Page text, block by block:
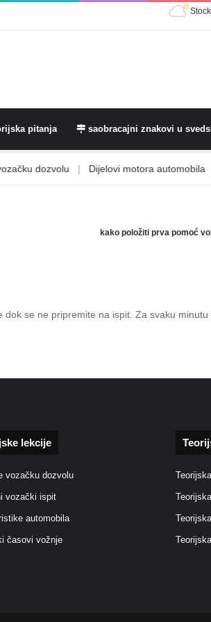
pitanja saobracajni znakovi u
dozvolu | Dijelovi motora automobila |
kako položiti prva pomoć
se ne pripremite na ispit. Za svaku
lekcije
vozačku dozvolu
vozački ispit
automobila
časovi vožnje